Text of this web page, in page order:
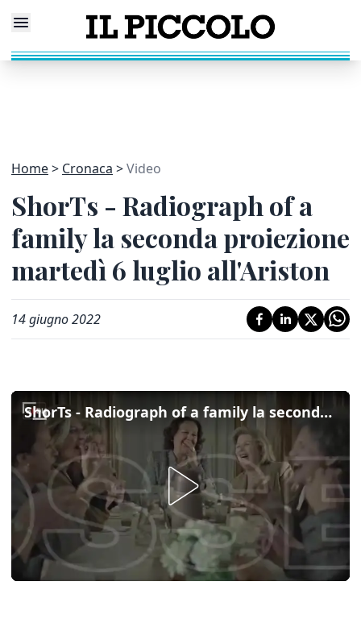
Home Cronaca Video
ShorTs - Radiograph of a
family la seconda proiezione
martedì 6 luglio all'Ariston
14 giugno 2022
ShorTs - Radiograph of a family la seconda proiezione martedì 6 luglio all'Ariston